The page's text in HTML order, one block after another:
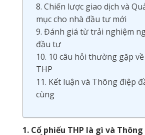
8. Chiến lược giao dịch và
mục cho nhà đầu tư mới
9. Đánh giá từ trải nghiệm
đầu tư
10. 10 câu hỏi thường gặp
THP
11. Kết luận và Thông điệp
cùng
1. Cổ phiếu THP là gì và